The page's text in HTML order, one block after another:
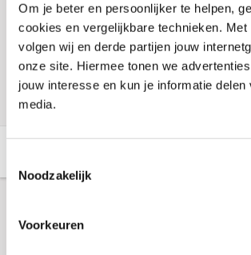
Om je beter en persoonlijker te helpen,
cookies en vergelijkbare technieken. Met
volgen wij en derde partijen jouw
onze site. Hiermee tonen we
jouw interesse en kun je informatie delen
media.
Noodzakelijk
Voorkeuren
Voorraad vestigingen
Check de voorraad eenvoudig en snel online
Aanvullende informatie